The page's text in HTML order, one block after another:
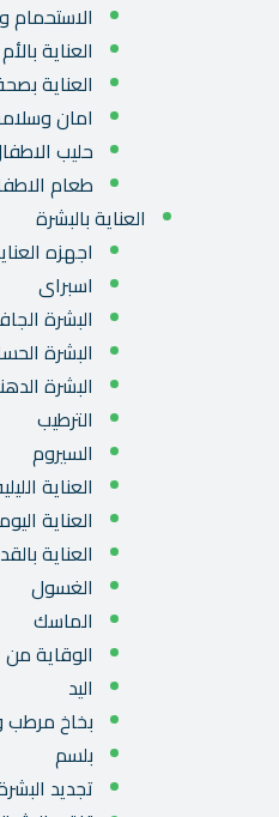
العناية بالأم
العناية
امان
حليب
طعام
العناية بالبشرة
اجهزه
اسبراى
البشرة
البشرة
البشرة
الترطيب
السيروم
العناية
العناية
العناية
الغسول
الماسك
الوقاية
اليد
بخاخ
بلسم
تجديد